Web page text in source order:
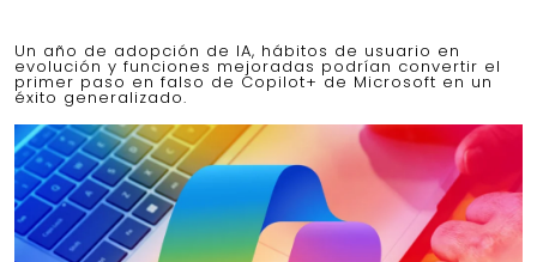
Un año de adopción de IA, hábitos de usuario en
evolución y funciones mejoradas podrían convertir el
primer paso en falso de Copilot+ de Microsoft en un
éxito generalizado.